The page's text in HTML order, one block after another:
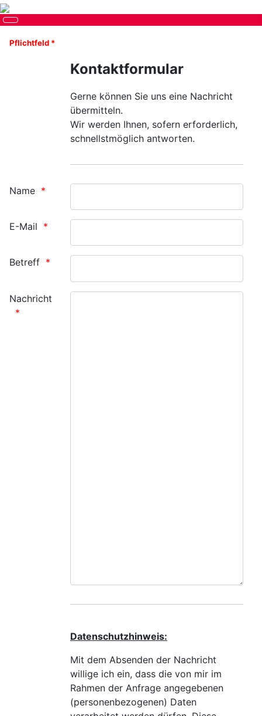
Pflichtfeld *
Kontaktformular
Gerne können Sie uns eine Nachricht
übermitteln.
Wir werden Ihnen, sofern erforderlich,
schnellstmöglich antworten.
Name
E-Mail
Betreff
Nachricht
Datenschutzhinweis:
Mit dem Absenden der Nachricht
willige ich ein, dass die von mir im
Rahmen der Anfrage angegebenen
(personenbezogenen) Daten